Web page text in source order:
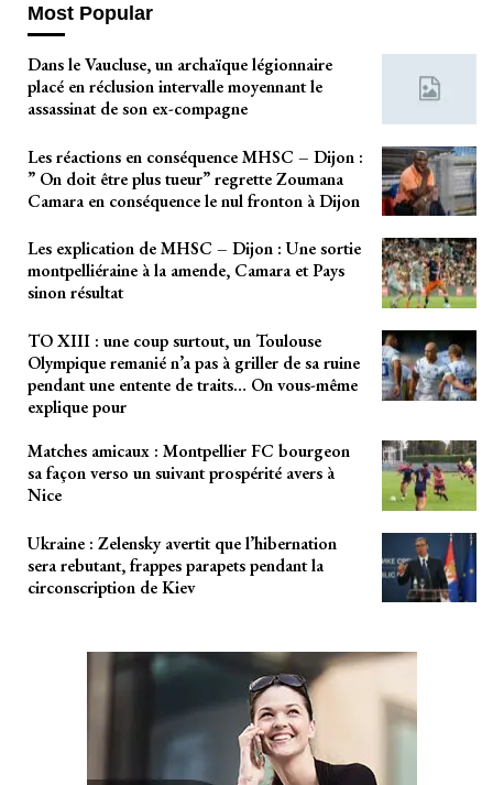
Most Popular
Dans le Vaucluse, un archaïque légionnaire
placé en réclusion intervalle moyennant le
assassinat de son ex-compagne
Les réactions en conséquence MHSC – Dijon :
” On doit être plus tueur” regrette Zoumana
Camara en conséquence le nul fronton à Dijon
Les explication de MHSC – Dijon : Une sortie
montpelliéraine à la amende, Camara et Pays
sinon résultat
TO XIII : une coup surtout, un Toulouse
Olympique remanié n’a pas à griller de sa ruine
pendant une entente de traits… On vous-même
explique pour
Matches amicaux : Montpellier FC bourgeon
sa façon verso un suivant prospérité avers à
Nice
Ukraine : Zelensky avertit que l’hibernation
sera rebutant, frappes parapets pendant la
circonscription de Kiev